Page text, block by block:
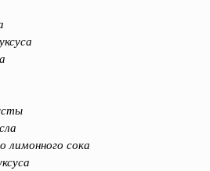
лимонного сока